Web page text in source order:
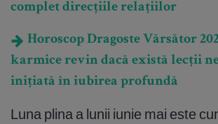
complet direcțiile relațiilor
Horoscop Dragoste Vărsător
karmice revin dacă există lecții
inițiată în iubirea profundă
Luna plina a lunii iunie mai este